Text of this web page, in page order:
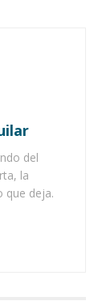
y
del
la
que deja.